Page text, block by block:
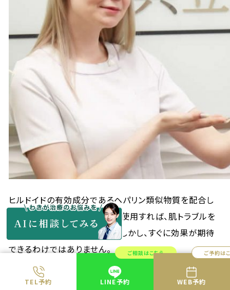
TEL予約
ご相談はこちら
LINE予約
ご予約は
WEB予約
ヒルドイドの有効成分であるヘパリン類似物質を配合し
たOTC医薬品や医薬部外品を使用すれば、肌トラブルを
改善できる可能性はあります。しかし、すぐに効果が期待
できるわけではありません。
肌トラブルに悩まされているのなら、美容整形を受けてみ
るのも一つの方法です。美容目的でヒルドイドの処方を希